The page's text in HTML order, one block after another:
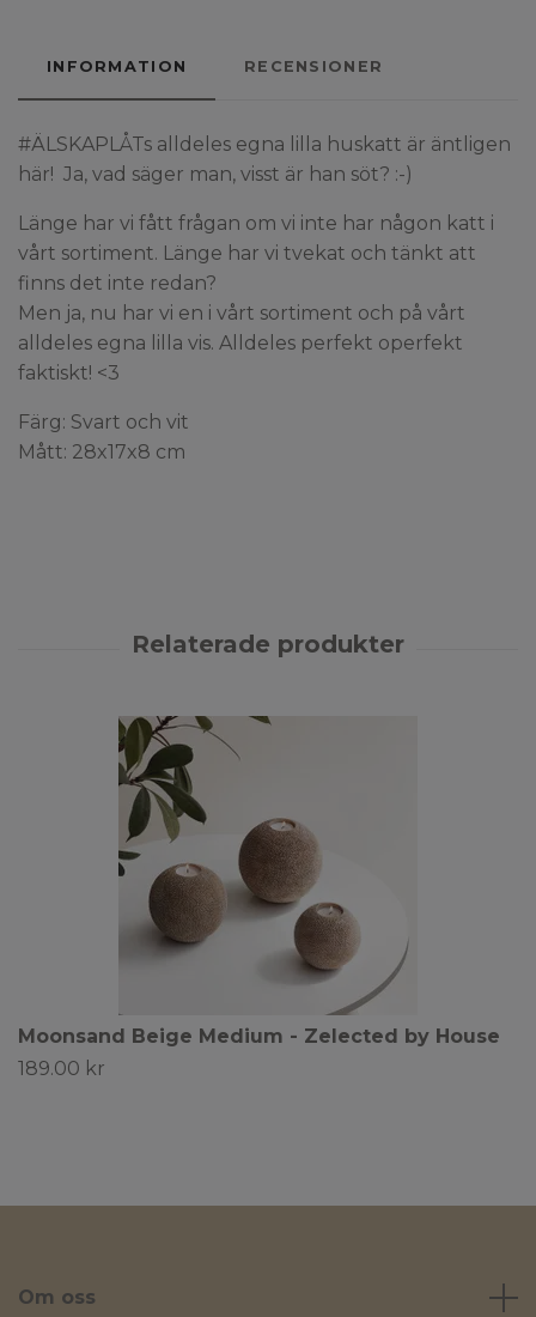
INFORMATION RECENSIONER
#ÄLSKAPLÅTs alldeles egna lilla huskatt är äntligen
här! Ja, vad säger man, visst är han söt? :-)
Länge har vi fått frågan om vi inte har någon katt i
vårt sortiment. Länge har vi tvekat och tänkt att
finns det inte redan?
Men ja, nu har vi en i vårt sortiment och på vårt
alldeles egna lilla vis. Alldeles perfekt operfekt
faktiskt! <3
Färg: Svart och vit
Mått: 28x17x8 cm
Moonsand Beige Medium - Zelected by House
189.00 kr
Om oss